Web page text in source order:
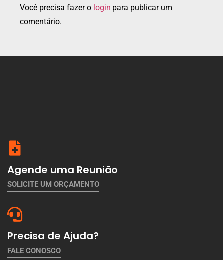
Você precisa fazer o login para publicar um
comentário.
Agende uma Reunião
SOLICITE UM ORÇAMENTO
Precisa de Ajuda?
FALE CONOSCO